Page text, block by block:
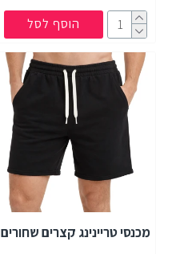
הוסף לסל
מכנסי טריינינג קצרים שחורים